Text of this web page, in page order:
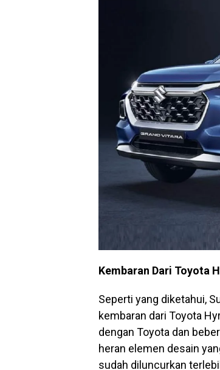
Kembaran Dari Toyota
Seperti yang diketahui,
kembaran dari Toyota
dengan Toyota dan
heran elemen desain
sudah diluncurkan